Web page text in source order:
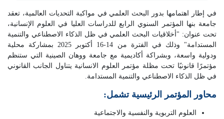
في إطار اهتمامها بدور البحث العلمي في مواكبة التحديات العالمية، تعقد
جامعة بنها المؤتمر السنوي الرابع للدراسات العليا في العلوم الإنسانية،
تحت عنوان: "أخلاقيات البحث العلمي في ظل الذكاء الاصطناعي والتنمية
المستدامة" وذلك في الفترة من 14-16 أكتوبر 2025 بمشاركة محلية
ودولية واسعة، وبشراكة أكاديمية مع جامعة ووهان الصينية التي ستنظم
مؤتمرًا قانونيًا تحت مظلة مؤتمر العلوم الانسانية يتناول الجانب القانوني
في ظل الذكاء الاصطناعي والتنمية المستدامة.
محاور المؤتمر الرئيسية تشمل:
العلوم التربوية والنفسية والاجتماعية